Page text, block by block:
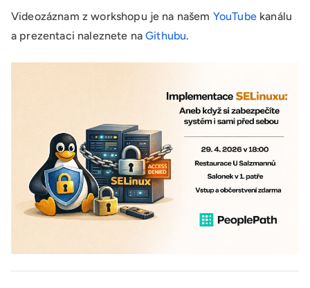
Videozáznam z workshopu je na našem YouTubekanálu
a prezentaci naleznete naGithubu.